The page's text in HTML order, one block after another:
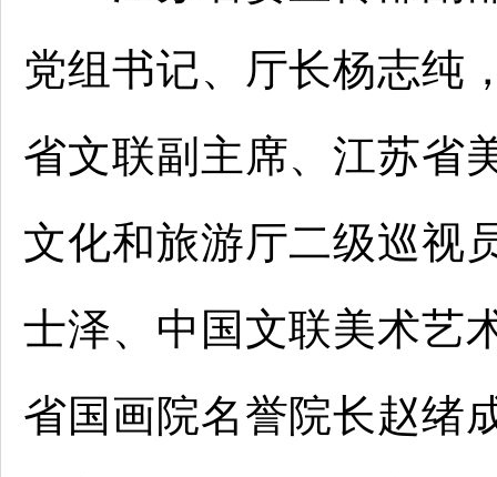
党组书记、厅长杨志纯
省文联副主席、江苏省
文化和旅游厅二级巡视
士泽、中国文联美术艺
省国画院名誉院长赵绪